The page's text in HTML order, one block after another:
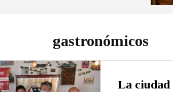
gastronómicos
La ciudad